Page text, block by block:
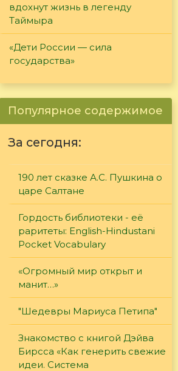
вдохнут жизнь в легенду
Таймыра
«Дети России — сила
государства»
Популярное содержимое
За сегодня:
190 лет сказке А.С. Пушкина о
царе Салтане
Гордость библиотеки - её
раритеты: English-Hindustani
Pocket Vocabulary
«Огромный мир открыт и
манит…»
"Шедевры Мариуса Петипа"
Знакомство с книгой Дэйва
Бирсса «Как генерить свежие
идеи. Система